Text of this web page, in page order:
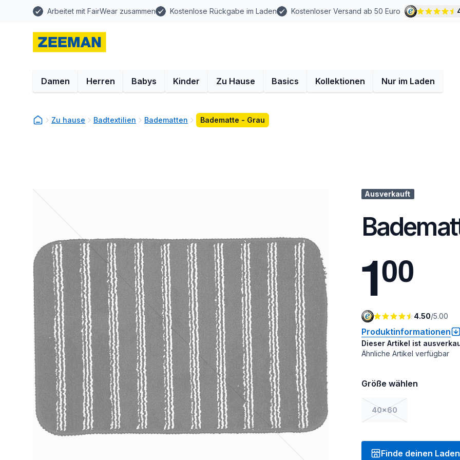
Arbeitet mit FairWear zusammen Kostenlose Rückgabe im Laden Kostenloser Versand ab 50 Euro
Damen Herren Babys Kinder Zu Hause Basics Kollektionen Nur im Laden
Zu hause Badtextilien Badematten Badematte - Grau
Ausverkauft
100
4.50/5.00
Produktinformationen
Dieser Artikel ist
Ähnliche Artikel verfügbar
Größe wählen
40x60
Finde deinen Laden